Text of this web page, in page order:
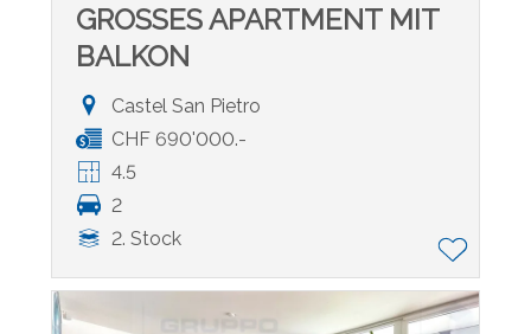
GROSSES APARTMENT MIT
BALKON
Castel San Pietro
CHF 690'000.-
4.5
2
2. Stock